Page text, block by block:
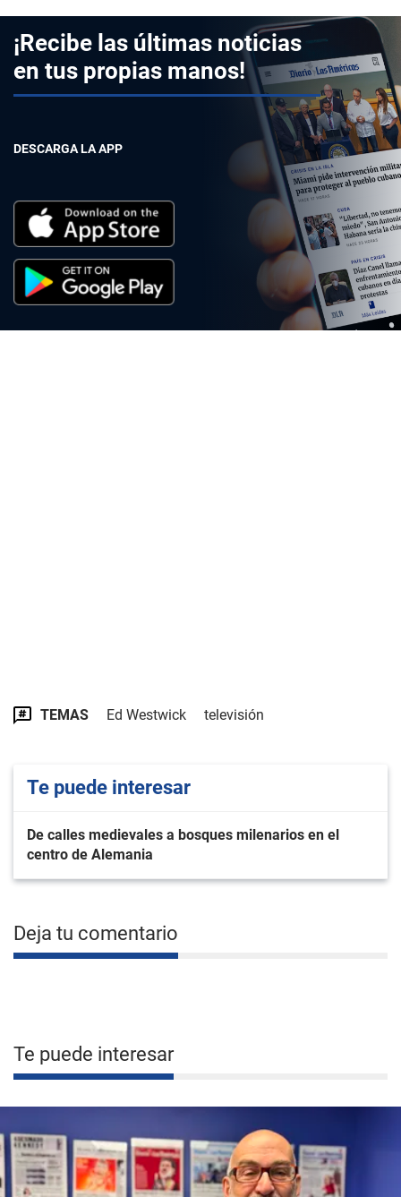
¡Recibe las últimas noticias
en tus propias manos!
DESCARGA LA APP
TEMAS Ed Westwick televisión
Te puede interesar
De calles medievales a bosques milenarios en el
centro de Alemania
Deja tu comentario
Te puede interesar